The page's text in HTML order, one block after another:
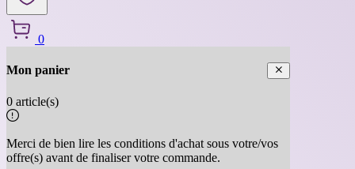
0
Mon panier
0 article(s)
Merci de bien lire les conditions d'achat sous votre/vos
offre(s) avant de finaliser votre commande.